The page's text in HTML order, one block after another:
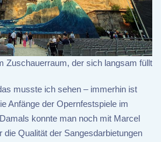
Zuschauerraum, der sich langsam füllt
musste ich sehen – immerhin ist
Anfänge der Opernfestspiele im
konnte man noch mit Marcel
die Qualität der Sangesdarbietungen